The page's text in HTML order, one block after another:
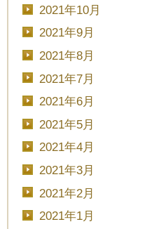
2021年10月
2021年9月
2021年8月
2021年7月
2021年6月
2021年5月
2021年4月
2021年3月
2021年2月
2021年1月